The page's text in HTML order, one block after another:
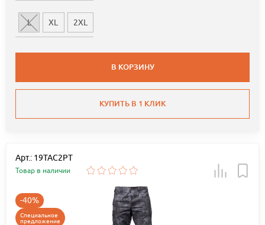
L XL 2XL
В КОРЗИНУ
КУПИТЬ В 1 КЛИК
Арт.: 19TAC2PT
Товар в наличии
-40%
Специальное
предложение